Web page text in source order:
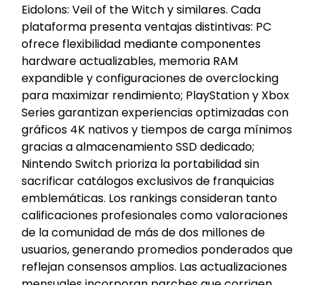
Eidolons: Veil of the Witch y similares. Cada
plataforma presenta ventajas distintivas: PC
ofrece flexibilidad mediante componentes
hardware actualizables, memoria RAM
expandible y configuraciones de overclocking
para maximizar rendimiento; PlayStation y Xbox
Series garantizan experiencias optimizadas con
gráficos 4K nativos y tiempos de carga mínimos
gracias a almacenamiento SSD dedicado;
Nintendo Switch prioriza la portabilidad sin
sacrificar catálogos exclusivos de franquicias
emblemáticas. Los rankings consideran tanto
calificaciones profesionales como valoraciones
de la comunidad de más de dos millones de
usuarios, generando promedios ponderados que
reflejan consensos amplios. Las actualizaciones